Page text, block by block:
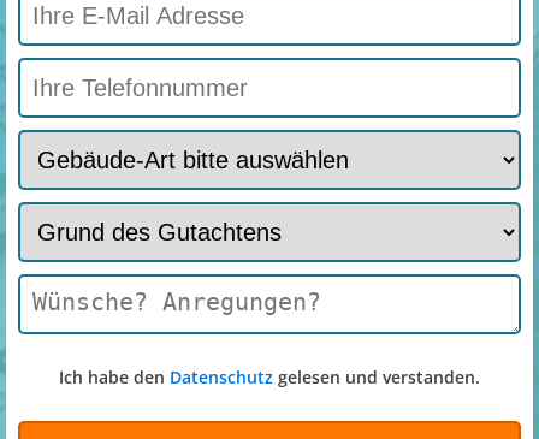
Ich habe den Datenschutz gelesen und verstanden.